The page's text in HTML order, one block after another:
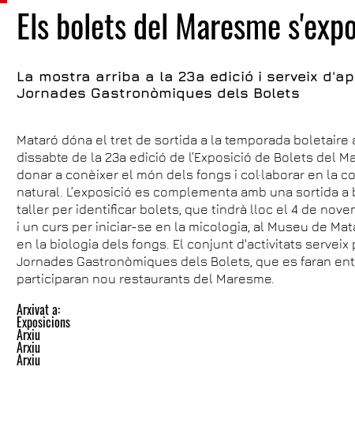
Els bolets del Maresme
La mostra arriba a la 23a edició i serveix
Jornades Gastronòmiques dels Bolets
Mataró dóna el tret de sortida a la temporada boletaire
dissabte de la 23a edició de l’Exposició de Bolets del
donar a conèixer el món dels fongs i col·laborar en la
natural. L’exposició es complementa amb una sortida
taller per identificar bolets, que tindrà lloc el 4 de
i un curs per iniciar-se en la micologia, al Museu de
en la biologia dels fongs. El conjunt d'activitats serveix
Jornades Gastronòmiques dels Bolets, que es faran
participaran nou restaurants del Maresme.
Arxivat a:
Exposicions
Arxiu
Arxiu
Arxiu